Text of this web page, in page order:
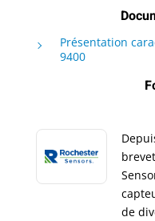
Présentation
9400
de